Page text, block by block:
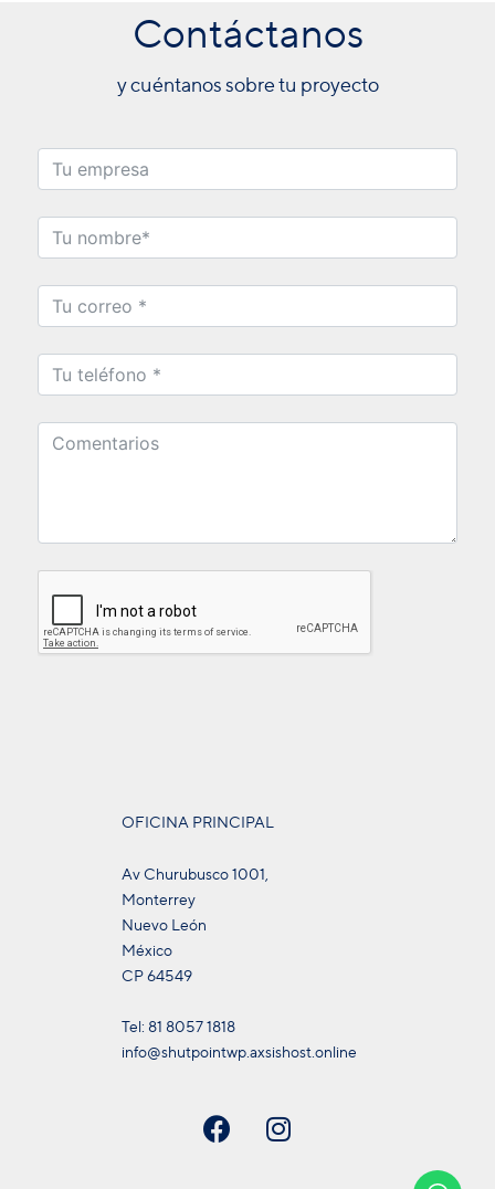
Contáctanos
y cuéntanos sobre tu proyecto
OFICINA PRINCIPAL
Av Churubusco 1001,
Monterrey
Nuevo León
México
CP 64549
Tel: 81 8057 1818
info@shutpointwp.axsishost.online